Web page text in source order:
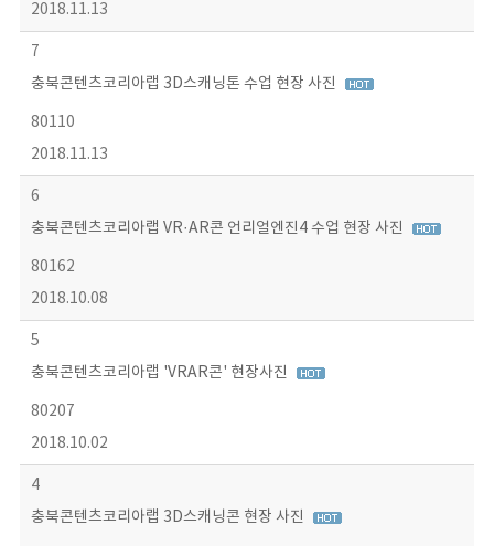
2018.11.13
7
충북콘텐츠코리아랩 3D스캐닝톤 수업 현장 사진
80110
2018.11.13
6
충북콘텐츠코리아랩 VR·AR콘 언리얼엔진4 수업 현장 사진
80162
2018.10.08
5
충북콘텐츠코리아랩 'VRAR콘' 현장사진
80207
2018.10.02
4
충북콘텐츠코리아랩 3D스캐닝콘 현장 사진